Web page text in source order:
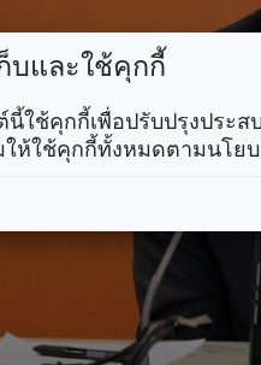
บและใช้คุกกี้
นี้ใช้คุกกี้เพื่อปรับปรุงประ
ห้ใช้คุกกี้ทั้งหมดตามนโยบ